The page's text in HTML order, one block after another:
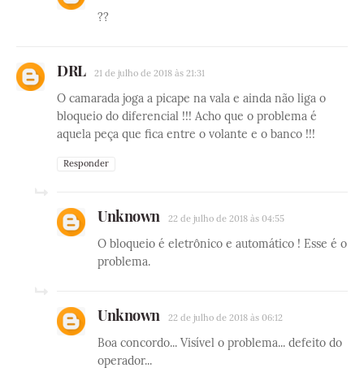
??
DRL 21 de julho de 2018 às 21:31
O camarada joga a picape na vala e ainda não liga o
bloqueio do diferencial !!! Acho que o problema é
aquela peça que fica entre o volante e o banco !!!
Responder
Unknown 22 de julho de 2018 às 04:55
O bloqueio é eletrônico e automático ! Esse é o
problema.
Unknown 22 de julho de 2018 às 06:12
Boa concordo... Visível o problema... defeito do
operador...